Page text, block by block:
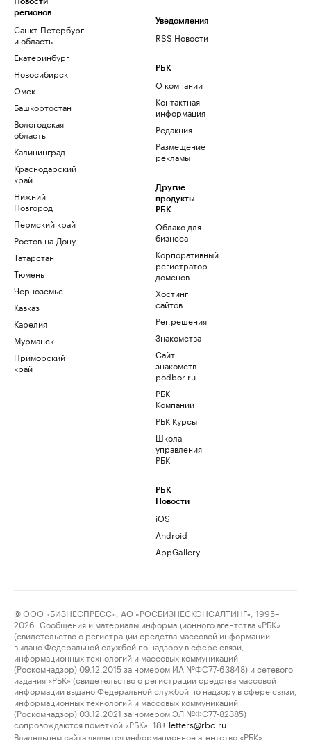
регионов
Санкт-Петербург
и область
Екатеринбург
Новосибирск
Омск
Башкортостан
Вологодская
область
Калининград
Краснодарский
край
Нижний
Новгород
Пермский край
Ростов-на-Дону
Татарстан
Тюмень
Черноземье
Кавказ
Карелия
Мурманск
Приморский
край
Уведомления
RSS Новости
РБК
О компании
Контактная
информация
Редакция
Размещение
рекламы
Другие
продукты
РБК
Облако для
бизнеса
Корпоративный
регистратор
доменов
Хостинг
сайтов
Рег.решения
Знакомства
Сайт
знакомств
podbor.ru
РБК
Компании
РБК Курсы
Школа
управления
РБК
РБК
Новости
iOS
Android
AppGallery
© ООО «БИЗНЕСПРЕСС», АО «РОСБИЗНЕСКОНСАЛТИНГ», 1995–
2026. Сообщения и материалы информационного агентства «РБК»
(свидетельство о регистрации средства массовой информации
выдано Федеральной службой по надзору в сфере связи,
информационных технологий и массовых коммуникаций
(Роскомнадзор) 09.12.2015 за номером ИА №ФС77-63848) и сетевого
издания «РБК» (свидетельство о регистрации средства массовой
информации выдано Федеральной службой по надзору в сфере связи,
информационных технологий и массовых коммуникаций
(Роскомнадзор) 03.12.2021 за номером ЭЛ №ФС77-82385)
сопровождаются пометкой «РБК».
18+ letters@rbc.ru
Владельцем сайта является информационное агентство «РБК».